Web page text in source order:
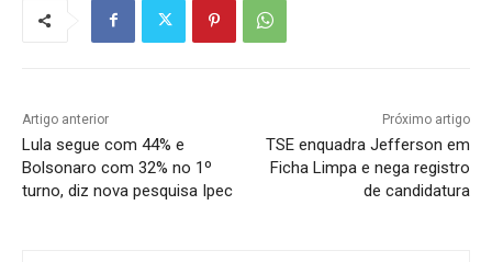
Artigo anterior
Lula segue com 44% e
Bolsonaro com 32% no 1º
turno, diz nova pesquisa Ipec
Próximo artigo
TSE enquadra Jefferson em
Ficha Limpa e nega registro
de candidatura